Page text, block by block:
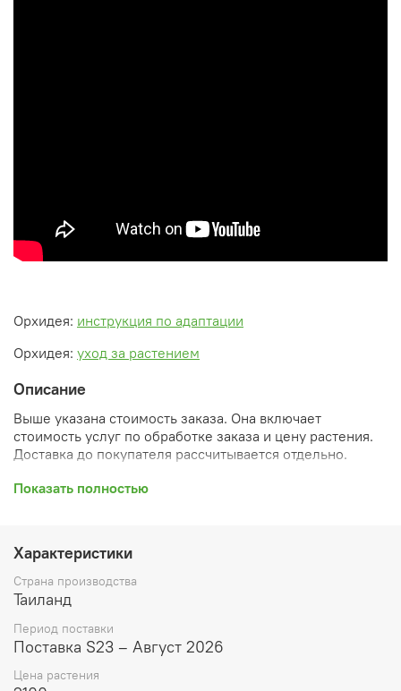
Орхидея: инструкция по адаптации
Орхидея: уход за растением
Описание
Выше указана стоимость заказа. Она включает
стоимость услуг по обработке заказа и цену растения.
Доставка до покупателя рассчитывается отдельно.
После оформления заказа вы получите его
скидки, уточнен способ доставки, сделано
бронирование и т.д.). Затем вам будут высланы
согласованные счета со ссылками на оплату услуг и
растений. При этом предварительный заказ теряет силу.
Внимание: фото в каталоге демонстрирует сорт, а не
растение, которое вы получите. Растения приезжают в
размере, указанном в карточке товара ниже.
Показать полностью
Характеристики
Страна производства
Таиланд
Период поставки
Поставка S23 – Август 2026
Цена растения